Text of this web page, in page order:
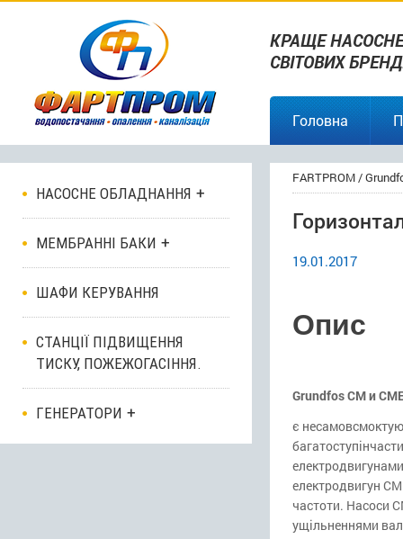
КРАЩЕ
СВІТОВИХ
Головна
НАСОСНЕ ОБЛАДНАННЯ
МЕМБРАННІ БАКИ
ШАФИ КЕРУВАННЯ
СТАНЦІЇ ПІДВИЩЕННЯ
ТИСКУ, ПОЖЕЖОГАСІННЯ.
ГЕНЕРАТОРИ
FARTPROM/
19.01.2017
Опис
Grundfos CM и
є
електродвигун
частоти. Насоси
ущільненнями